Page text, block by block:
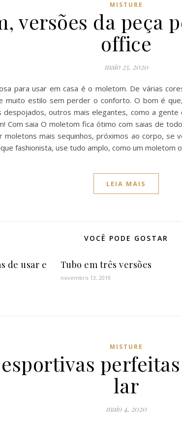
MISTURE
versões da peça
office
maio 25, 2020
para usar em casa é o moletom. De várias
muito estilo sem perder o conforto. O bom é
despojados, outros mais elegantes, como a
Com saia O moletom fica ótimo com saias de
mais sequinhos, próximos ao corpo, se
fashionista, use tudo amplo, como um moletom
LEIA MAIS
VOCÊ PODE GOSTAR
de usar e
Tubo em três versões
novembro 13, 2019
MISTURE
esportivas
lar
maio 4, 2020